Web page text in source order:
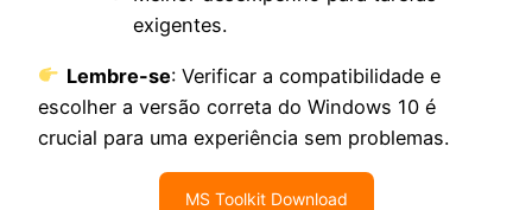
exigentes.
Lembre-se: Verificar a compatibilidade e
escolher a versão correta do Windows 10 é
crucial para uma experiência sem problemas.
MS Toolkit Download